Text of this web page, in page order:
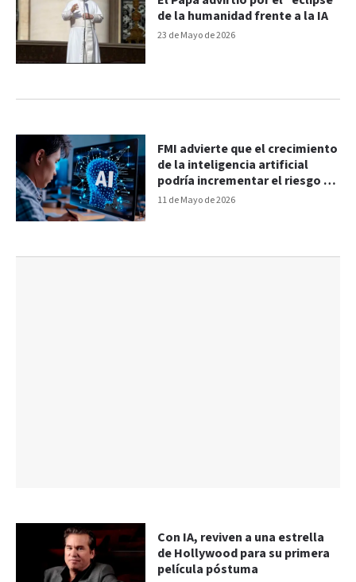
23 de Mayo de 2026
de la humanidad frente a la IA
11 de Mayo de 2026
FMI advierte que el crecimiento
de la inteligencia artificial
podría incrementar el riesgo de
ciberataques
Con IA, reviven a una estrella
de Hollywood para su primera
película póstuma